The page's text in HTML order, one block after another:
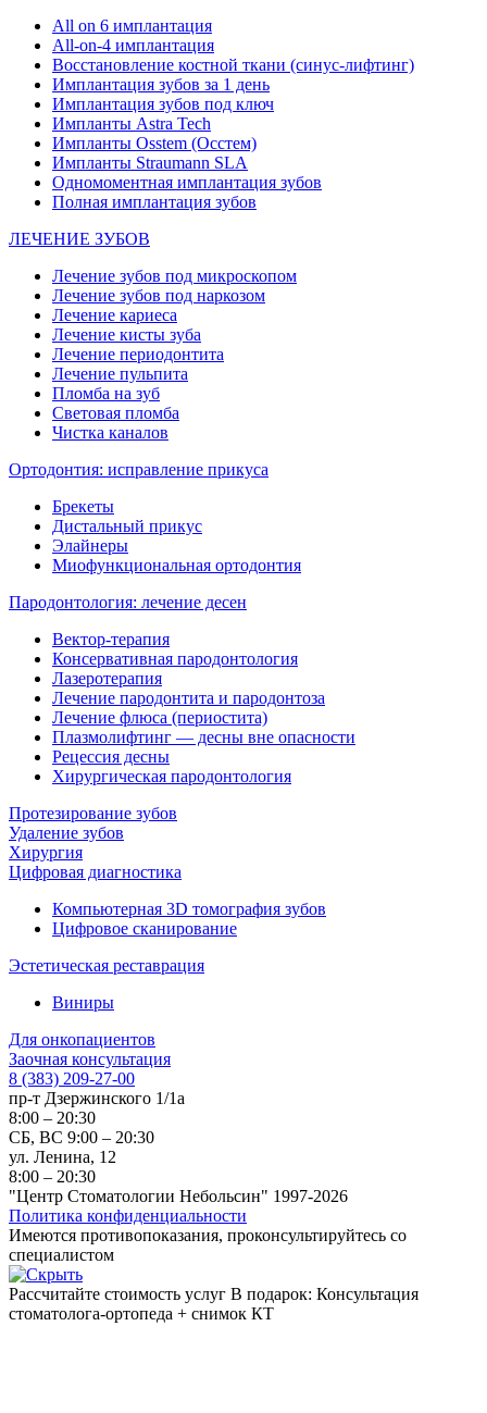
All on 6 имплантация
All-on-4 имплантация
Восстановление костной ткани (синус-лифтинг)
Имплантация зубов за 1 день
Имплантация зубов под ключ
Импланты Astra Tech
Импланты Osstem (Осстем)
Импланты Straumann SLA
Одномоментная имплантация зубов
Полная имплантация зубов
ЛЕЧЕНИЕ ЗУБОВ
Лечение зубов под микроскопом
Лечение зубов под наркозом
Лечение кариеса
Лечение кисты зуба
Лечение периодонтита
Лечение пульпита
Пломба на зуб
Световая пломба
Чистка каналов
Ортодонтия: исправление прикуса
Брекеты
Дистальный прикус
Элайнеры
Миофункциональная ортодонтия
Пародонтология: лечение десен
Вектор-терапия
Консервативная пародонтология
Лазеротерапия
Лечение пародонтита и пародонтоза
Лечение флюса (периостита)
Плазмолифтинг — десны вне опасности
Рецессия десны
Хирургическая пародонтология
Протезирование зубов
Удаление зубов
Хирургия
Цифровая диагностика
Компьютерная 3D томография зубов
Цифровое сканирование
Эстетическая реставрация
Виниры
Для онкопациентов
Заочная консультация
8 (383) 209-27-00
пр-т Дзержинского 1/1а
8:00 – 20:30
СБ, ВС 9:00 – 20:30
ул. Ленина, 12
8:00 – 20:30
"Центр Стоматологии Небольсин" 1997-2026
Политика конфиденциальности
Имеются противопоказания, проконсультируйтесь со
специалистом
Рассчитайте стоимость услуг В подарок: Консультация
стоматолога-ортопеда + снимок КТ